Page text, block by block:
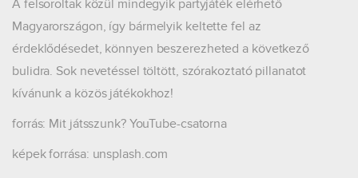
A felsoroltak közül mindegyik partyjáték elérhető
Magyarországon, így bármelyik keltette fel az
érdeklődésedet, könnyen beszerezheted a következő
bulidra. Sok nevetéssel töltött, szórakoztató pillanatot
kívánunk a közös játékokhoz!
forrás: Mit játsszunk? YouTube-csatorna
képek forrása: unsplash.com